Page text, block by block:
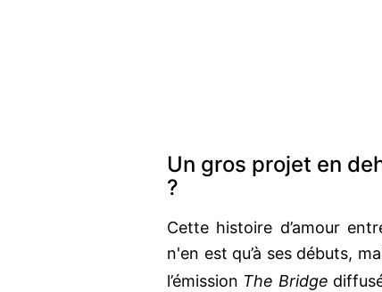
Un gros projet en
?
Cette histoire d’amour
n'en est qu’à ses débuts,
l’émission The Bridge